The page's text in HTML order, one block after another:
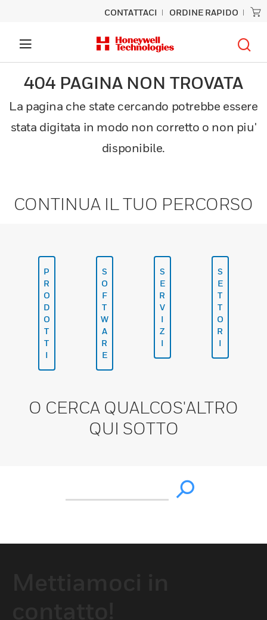
CONTATTACI ORDINE RAPIDO
404 PAGINA NON TROVATA
La pagina che state cercando potrebbe essere
stata digitata in modo non corretto o non piu'
disponibile.
CONTINUA IL TUO PERCORSO
P
R
O
D
O
T
T
I
S
O
F
T
W
A
R
E
S
E
R
V
I
Z
I
S
E
T
T
O
R
I
O CERCA QUALCOS'ALTRO
QUI SOTTO